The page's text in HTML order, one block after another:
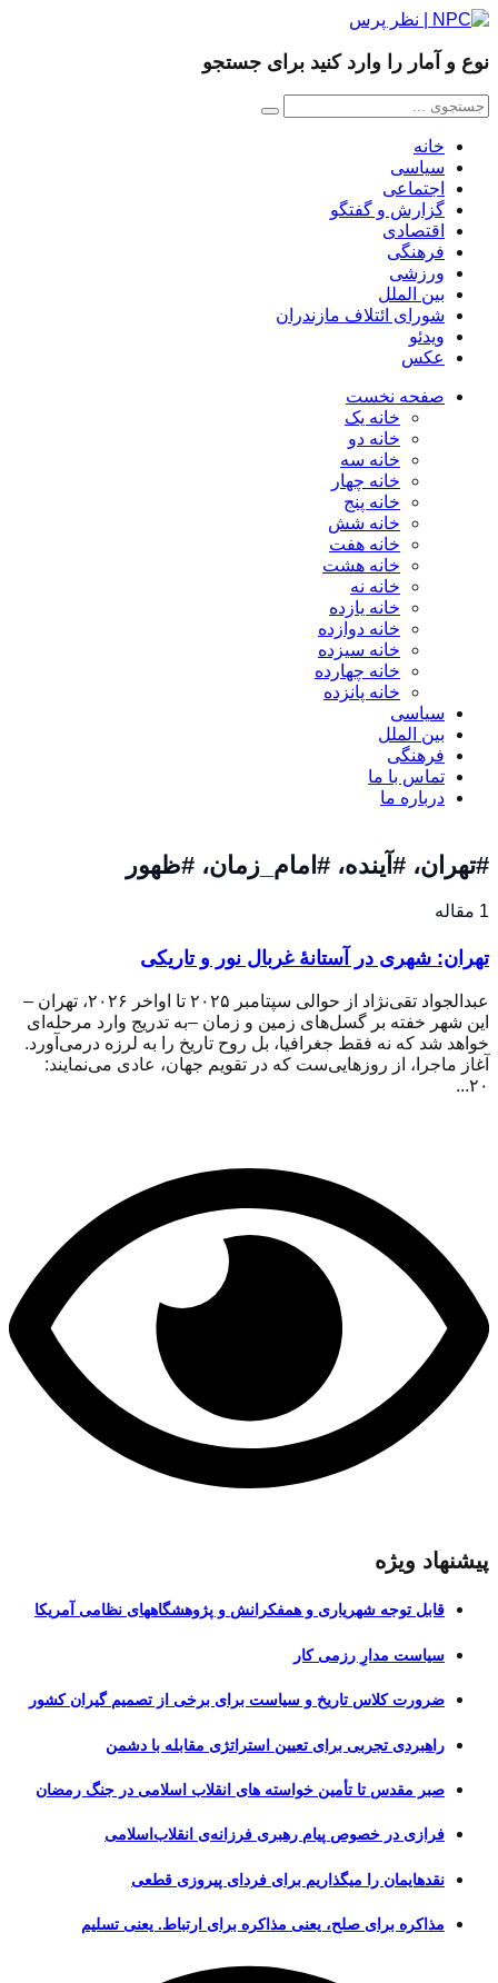
نوع و آمار را وارد کنید برای جستجو
خانه
سیاسی
اجتماعی
گزارش و گفتگو
اقتصادی
فرهنگی
ورزشی
بین الملل
شورای ائتلاف مازندران
ویدئو
عکس
صفحه نخست
خانه یک
خانه دو
خانه سه
خانه چهار
خانه پنج
خانه شش
خانه هفت
خانه هشت
خانه نه
خانه یازده
خانه دوازده
خانه سیزده
خانه چهارده
خانه پانزده
سیاسی
بین الملل
فرهنگی
تماس با ما
درباره ما
#تهران، #آینده، #امام_زمان، #ظهور
1 مقاله
تهران: شهری در آستانهٔ غربال نور و تاریکی
عبدالجواد تقی‌نژاد از حوالی سپتامبر ۲۰۲۵ تا اواخر ۲۰۲۶، تهران –
این شهر خفته بر گسل‌های زمین و زمان –به تدریج وارد مرحله‌ای
خواهد شد که نه فقط جغرافیا، بل روح تاریخ را به لرزه درمی‌آورد.
آغاز ماجرا، از روزهایی‌ست که در تقویم جهان، عادی می‌نمایند:
۲۰...
پیشنهاد ویژه
قابل توجه شهریاری و همفکرانش و پژوهشگاههای نظامی آمریکا
سیاست مدارِ رزمی کار
ضرورت کلاس تاریخ و سیاست برای برخی از تصمیم گیران کشور
راهبردی تجربی برای تعیین استراتژی مقابله با دشمن
صبر مقدس تا تأمین خواسته های انقلاب اسلامی در جنگ رمضان
فرازی در خصوص پیام رهبری فرزانه‌ی انقلاب‌اسلامی
نقدهایمان را میگذاریم برای فردای پیروزی قطعی
مذاکره برای صلح، یعنی مذاکره برای ارتباط. یعنی تسلیم